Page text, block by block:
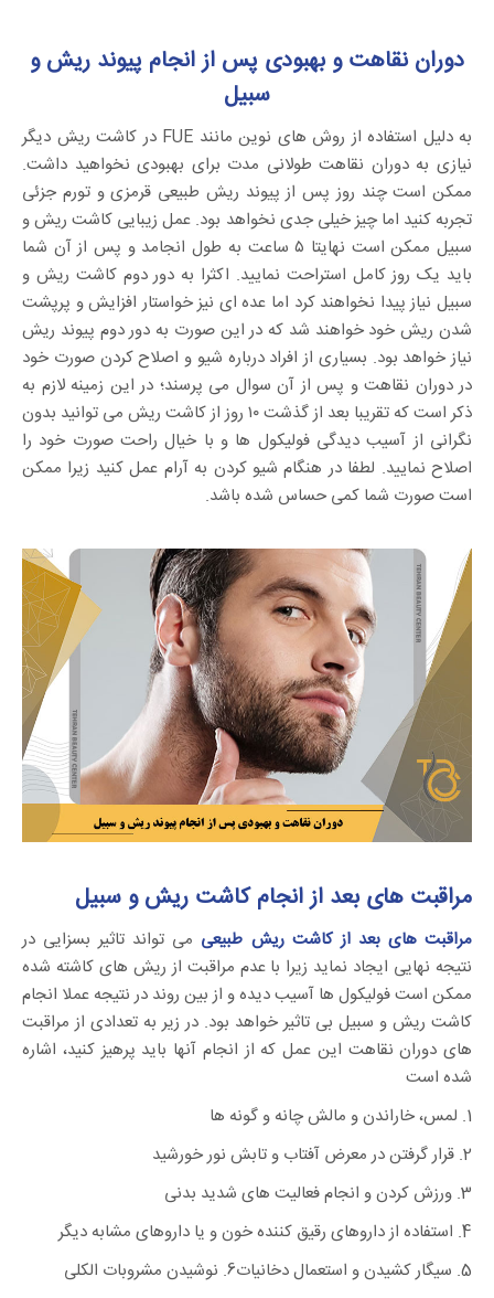
دوران نقاهت و بهبودی پس از انجام پیوند ریش و
سبیل
به دلیل استفاده از روش های نوین مانند FUE در کاشت ریش دیگر
نیازی به دوران نقاهت طولانی مدت برای بهبودی نخواهید داشت.
ممکن است چند روز پس از پیوند ریش طبیعی قرمزی و تورم جزئی
تجربه کنید اما چیز خیلی جدی نخواهد بود. عمل زیبایی کاشت ریش و
سبیل ممکن است نهایتا ۵ ساعت به طول انجامد و پس از آن شما
باید یک روز کامل استراحت نمایید. اکثرا به دور دوم کاشت ریش و
سبیل نیاز پیدا نخواهند کرد اما عده ای نیز خواستار افزایش و پرپشت
شدن ریش خود خواهند شد که در این صورت به دور دوم پیوند ریش
نیاز خواهد بود. بسیاری از افراد درباره شیو و اصلاح کردن صورت خود
در دوران نقاهت و پس از آن سوال می پرسند؛ در این زمینه لازم به
ذکر است که تقریبا بعد از گذشت ۱۰ روز از کاشت ریش می توانید بدون
نگرانی از آسیب دیدگی فولیکول ها و با خیال راحت صورت خود را
اصلاح نمایید. لطفا در هنگام شیو کردن به آرام عمل کنید زیرا ممکن
است صورت شما کمی حساس شده باشد.
مراقبت های بعد از انجام کاشت ریش و سبیل
مراقبت های بعد از کاشت ریش طبیعی می تواند تاثیر بسزایی در
نتیجه نهایی ایجاد نماید زیرا با عدم مراقبت از ریش های کاشته شده
ممکن است فولیکول ها آسیب دیده و از بین روند در نتیجه عملا انجام
کاشت ریش و سبیل بی تاثیر خواهد بود. در زیر به تعدادی از مراقبت
های دوران نقاهت این عمل که از انجام آنها باید پرهیز کنید، اشاره
شده است
1. لمس، خاراندن و مالش چانه و گونه ها
2. قرار گرفتن در معرض آفتاب و تابش نور خورشید
3. ورزش کردن و انجام فعالیت های شدید بدنی
4. استفاده از داروهای رقیق کننده خون و یا داروهای مشابه دیگر
5. سیگار کشیدن و استعمال دخانیات
6. نوشیدن مشروبات الکلی